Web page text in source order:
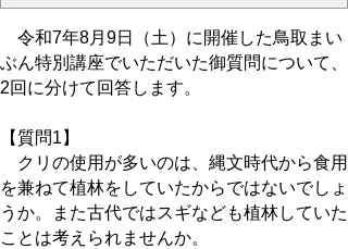
令和7年8月9日（土）に開催した鳥取まい
ぶん特別講座でいただいた御質問について、
2回に分けて回答します。
【質問1】
クリの使用が多いのは、縄文時代から食用
を兼ねて植林をしていたからではないでしょ
うか。また古代ではスギなども植林していた
ことは考えられませんか。